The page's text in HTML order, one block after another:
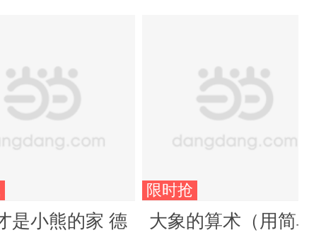
是小熊的家 德
限时抢
大象的算术（用简